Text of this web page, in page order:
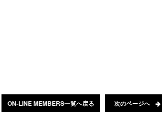
ON-LINE MEMBERS一覧へ戻る 次のページへ